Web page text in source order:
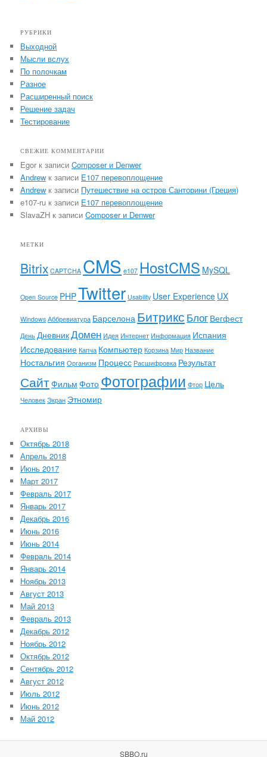
РУБРИКИ
Выходной
Мысли вслух
По полочкам
Разное
Расширенный поиск
Решение задач
Тестирование
СВЕЖИЕ КОММЕНТАРИИ
Egor к записиComposer и Denwer
Andrew к записи E107 перевоплощение
Andrew к записи Путешествие на остров Санторини (Греция)
e107-ru к записи E107 перевоплощение
SlavaZH к записиComposer и Denwer
МЕТКИ
Bitrix CAPTCHA CMS e107 HostCMS MySQL
Open Source PHPTwitter Usability User Experience UX
Windows Аббревиатура Барселона Битрикс Блог Вегфест
День ДневникДомен Идея Интернет Информация Испания
Исследование Капча Компьютер Корзина Мир Название
Ностальгия Организм Процесс Расшифровка Результат
СайтФильм Фото Фотографии Фтор Цель
Человек Экран Этномир
АРХИВЫ
Октябрь 2018
Апрель 2018
Июнь 2017
Март 2017
Февраль 2017
Январь 2017
Декабрь 2016
Июнь 2016
Июнь 2014
Февраль 2014
Январь 2014
Ноябрь 2013
Август 2013
Май 2013
Февраль 2013
Декабрь 2012
Ноябрь 2012
Октябрь 2012
Сентябрь 2012
Август 2012
Июль 2012
Июнь 2012
Май 2012
SBBO.ru